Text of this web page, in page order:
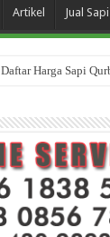
Artikel Jual Sapi
Daftar Harga Sapi